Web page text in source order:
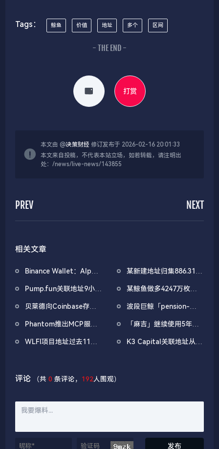
Tags： 鲸鱼 价值 地址 多个 区间
- THE END -
打赏
本文由 @决策财经 修订发布于 2026-02-16 20:01:33
本文来自投稿，不代表本站立场，如若转载，请注明出
处：/news/live-news/143855
PREV NEXT
相关文章
Binance Wallet：Alpha
放申领，积分门槛242分
某新建地址归集886.31枚
售
Pump.fun关联地址9小时
PUMP
某鲸鱼做多4247万枚
一度浮亏超100万美元
贝莱德向Coinbase存入
1.6839亿美元
波段巨鲸「pension-
单，此前规模约6700万
美元
Phantom推出MCP服务
易、报价互换、转移代币
「麻吉」继续使用5年前
1600万美元
WLFI项目地址过去11小
K3 Capital关联地址从
评论 （共0 条评论， 192人围观）
发布